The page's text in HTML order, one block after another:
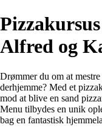
Alfred og
Drømmer du om at
derhjemme? Med et
mod at blive en sand
Menu tilbydes en unik
bag en fantastisk